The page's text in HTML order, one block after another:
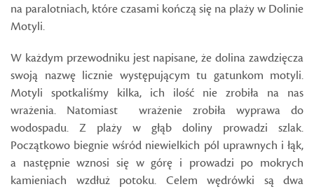
na paralotniach, które czasami kończą się na plaży w Dolinie
Motyli.
W każdym przewodniku jest napisane, że dolina zawdzięcza
swoją nazwę licznie występującym tu gatunkom motyli.
Motyli spotkaliśmy kilka, ich ilość nie zrobiła na nas
wrażenia. Natomiast wrażenie zrobiła wyprawa do
wodospadu. Z plaży w głąb doliny prowadzi szlak.
Początkowo biegnie wśród niewielkich pól uprawnych i łąk,
a następnie wznosi się w górę i prowadzi po mokrych
kamieniach wzdłuż potoku. Celem wędrówki są dwa